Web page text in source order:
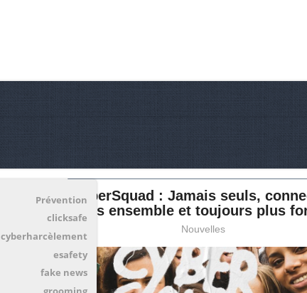
CyberSquad : Jamais seuls,
tous ensemble et toujours plus
Nouvelles
Prévention
clicksafe
cyberharcèlement
esafety
fake news